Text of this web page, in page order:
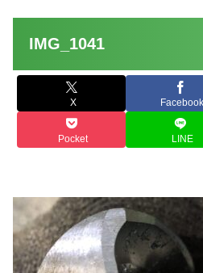
IMG_1041
X Facebook
Pocket LINE